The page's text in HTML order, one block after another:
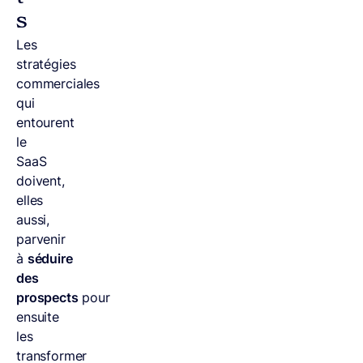
s
Les
stratégies
commerciales
qui
entourent
le
SaaS
doivent,
elles
aussi,
parvenir
à séduire
des
prospectspour
ensuite
les
transformer